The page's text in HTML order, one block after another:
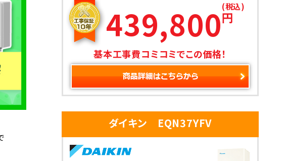
439,800円
(税込)
基本工事費コミコミでこの価格！
ダイキン EQN37YFV